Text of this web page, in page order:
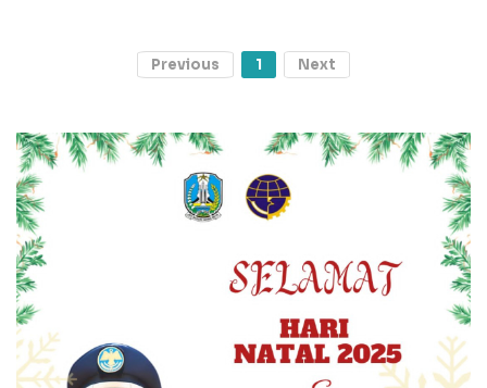
Previous 1 Next